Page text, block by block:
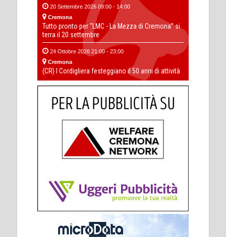
20 Settembre 2026 09:00 - 14:00
Cremona
Tutto pronto per “LMC - La Mezza di Cremona” si
terra il 20 settembre
24 Ottobre 2026 21:00 - 23:00
Cremona
(CR) I Cordigliera festeggiano il 50 anni di attività